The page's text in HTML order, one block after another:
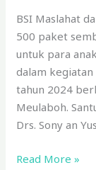
BSI Maslahat
500 paket
untuk para
dalam kegiatan
tahun 2024
Meulaboh.
Drs. Sony an
Read More »